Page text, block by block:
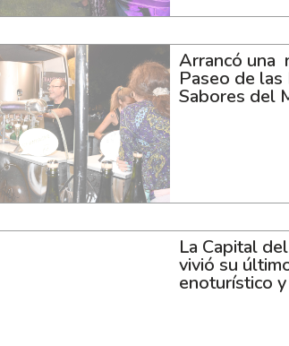
Arrancó una
Paseo de las
Sabores del
La Capital
vivió su
enoturístico